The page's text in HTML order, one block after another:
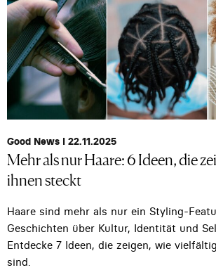
Good News I 22.11.2025
Mehr als nur Haare: 6 Ideen, die
ihnen steckt
Haare sind mehr als nur ein Styling-
Geschichten über Kultur, Identität und
Entdecke 7 Ideen, die zeigen, wie
sind.